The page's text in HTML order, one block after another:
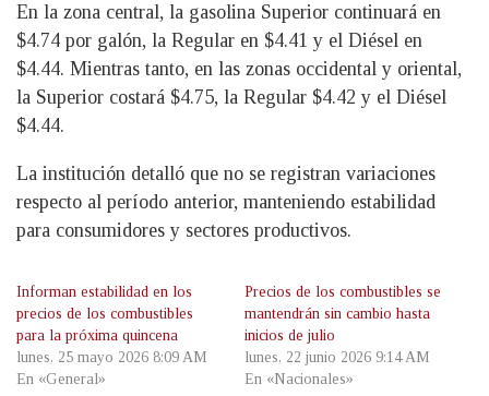
En la zona central, la gasolina Superior continuará en
$4.74 por galón, la Regular en $4.41 y el Diésel en
$4.44. Mientras tanto, en las zonas occidental y oriental,
la Superior costará $4.75, la Regular $4.42 y el Diésel
$4.44.
La institución detalló que no se registran variaciones
respecto al período anterior, manteniendo estabilidad
para consumidores y sectores productivos.
Informan estabilidad en los
precios de los combustibles
para la próxima quincena
lunes, 25 mayo 2026 8:09 AM
En «General»
Precios de los combustibles se
mantendrán sin cambio hasta
inicios de julio
lunes, 22 junio 2026 9:14 AM
En «Nacionales»